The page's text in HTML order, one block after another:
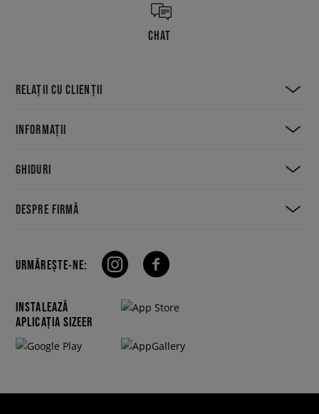
Tekno are la dispoziție diferite variante atât pentru fanii pielii întoarse,
cât și pentru cei care preferă pielea cu cereale integrale. Indiferent de
versiunea, pe care te decizi să o alegi, cu siguranță se va potrivi cu
CHAT
RELAȚII CU CLIENȚII
INFORMAȚII
GHIDURI
DESPRE FIRMĂ
URMĂREȘTE-NE:
INSTALEAZĂ
APLICAȚIA SIZEER